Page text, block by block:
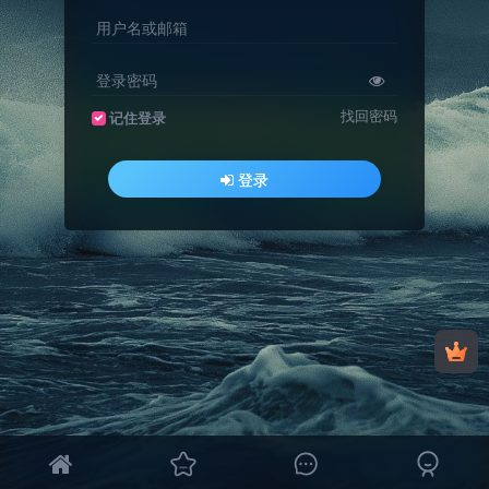
用户名或邮箱
登录密码
记住登录 找回密码
登录